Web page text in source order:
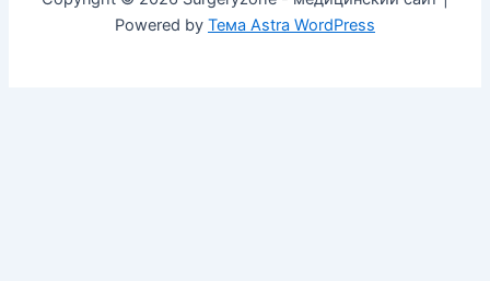
Powered by Тема Astra WordPress